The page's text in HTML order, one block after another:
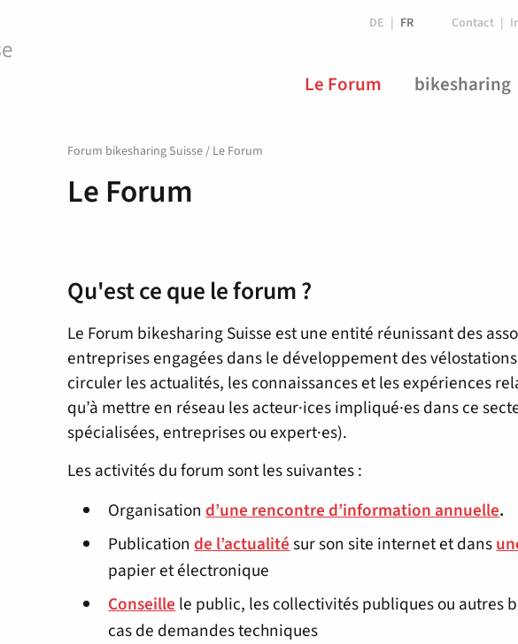
DE FR Contact
Le Forum bikesharing
Forum bikesharing Suisse/ Le Forum
Le Forum
Qu'est ce que le forum ?
Le Forum bikesharing Suisse est une entité réunissant des
entreprises engagées dans le développement des
circuler les actualités, les connaissances et les expériences
qu’à mettre en réseau les acteur·ices impliqué·es dans ce
spécialisées, entreprises ou expert·es).
Les activités du forum sont les suivantes :
Organisationd’une rencontre d’information annuelle.
Publicationde l’actualitésur son site internet et dans
papier et électronique
Conseillele public, les collectivités publiques ou autres
cas de demandes techniques